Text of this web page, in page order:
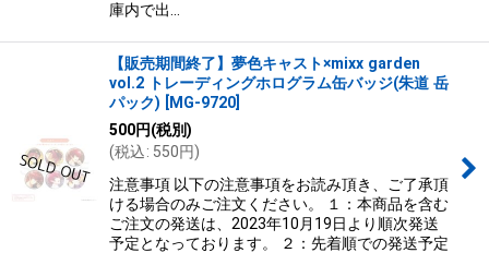
庫内で出…
【販売期間終了】夢色キャスト×mixx garden
vol.2 トレーディングホログラム缶バッジ(朱道 岳
パック)
MG-9720
500円(税別)
(税込: 550円)
注意事項 以下の注意事項をお読み頂き、ご了承頂
ける場合のみご注文ください。 １：本商品を含む
ご注文の発送は、2023年10月19日より順次発送
予定となっております。 ２：先着順での発送予定